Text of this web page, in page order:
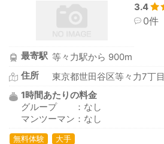
3.4
0件
最寄駅 等々力駅から 900m
住所
東京都世田谷区等々力7丁目
1時間あたりの料金
グループ ：なし
マンツーマン：なし
無料体験 大手